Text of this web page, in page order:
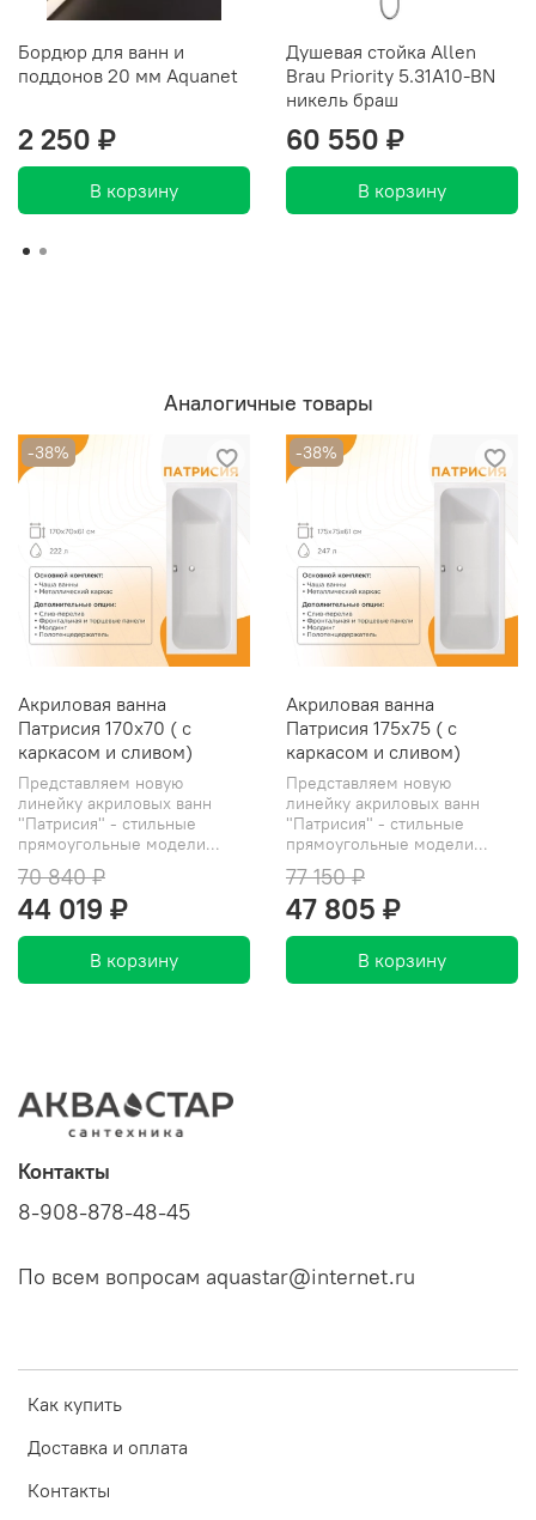
Бордюр для ванн и
поддонов 20 мм Aquanet
2 250 ₽
В корзину
Душевая стойка Allen
Brau Priority 5.31A10-BN
никель браш
60 550 ₽
В корзину
Аналогичные товары
-38%
Акриловая ванна
Патрисия 170x70 ( с
каркасом и сливом)
Представляем новую
линейку акриловых ванн
"Патрисия" - стильные
прямоугольные модели...
70 840 ₽
44 019 ₽
В корзину
-38%
Акриловая ванна
Патрисия 175x75 ( с
каркасом и сливом)
Представляем новую
линейку акриловых ванн
"Патрисия" - стильные
прямоугольные модели...
77 150 ₽
47 805 ₽
В корзину
Как купить
Доставка и оплата
Контакты
Контакты
8-908-878-48-45
По всем вопросам aquastar@internet.ru